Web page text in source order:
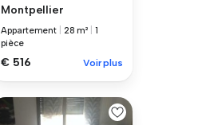
Montpellier
Appartement 28 m²
1
pièce
€ 516 Voir plus